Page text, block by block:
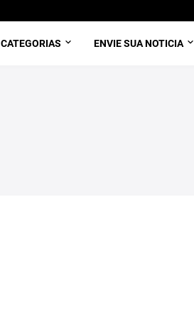
CATEGORIAS ENVIE SUA NOTICIA